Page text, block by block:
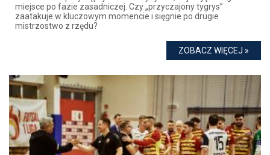
miejsce po fazie zasadniczej. Czy „przyczajony tygrys”
zaatakuje w kluczowym momencie i sięgnie po drugie
mistrzostwo z rzędu?
ZOBACZ WIĘCEJ »